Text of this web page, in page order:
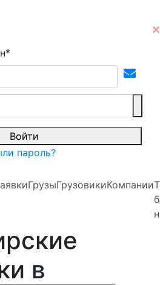
Войти
пароль?
ГрузыГрузовикиКомпании
в